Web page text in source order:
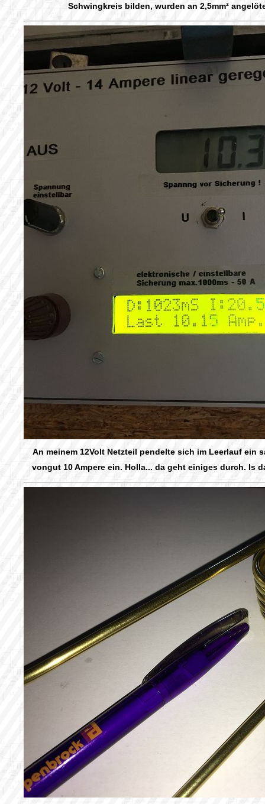
Schwingkreis bilden, wurden an 2,5mm²
An meinem 12Volt Netzteil pendelte sich im Leerlauf ein
vongut 10 Ampere ein. Holla... da geht einiges durch. Is